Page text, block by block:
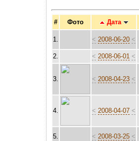
# Фото Дата
1. < 2008-06-20 <
2. < 2008-06-01 <
3. < 2008-04-23 <
4. < 2008-04-07 <
5. < 2008-03-25 <